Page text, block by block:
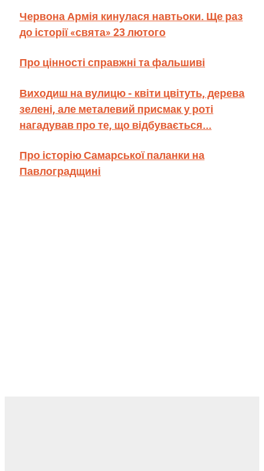
Червона Армія кинулася навтьоки. Ще раз
до історії «свята» 23 лютого
Про цінності справжні та фальшиві
Виходиш на вулицю - квіти цвітуть, дерева
зелені, але металевий присмак у роті
нагадував про те, що відбувається...
Про історію Самарської паланки на
Павлоградщині